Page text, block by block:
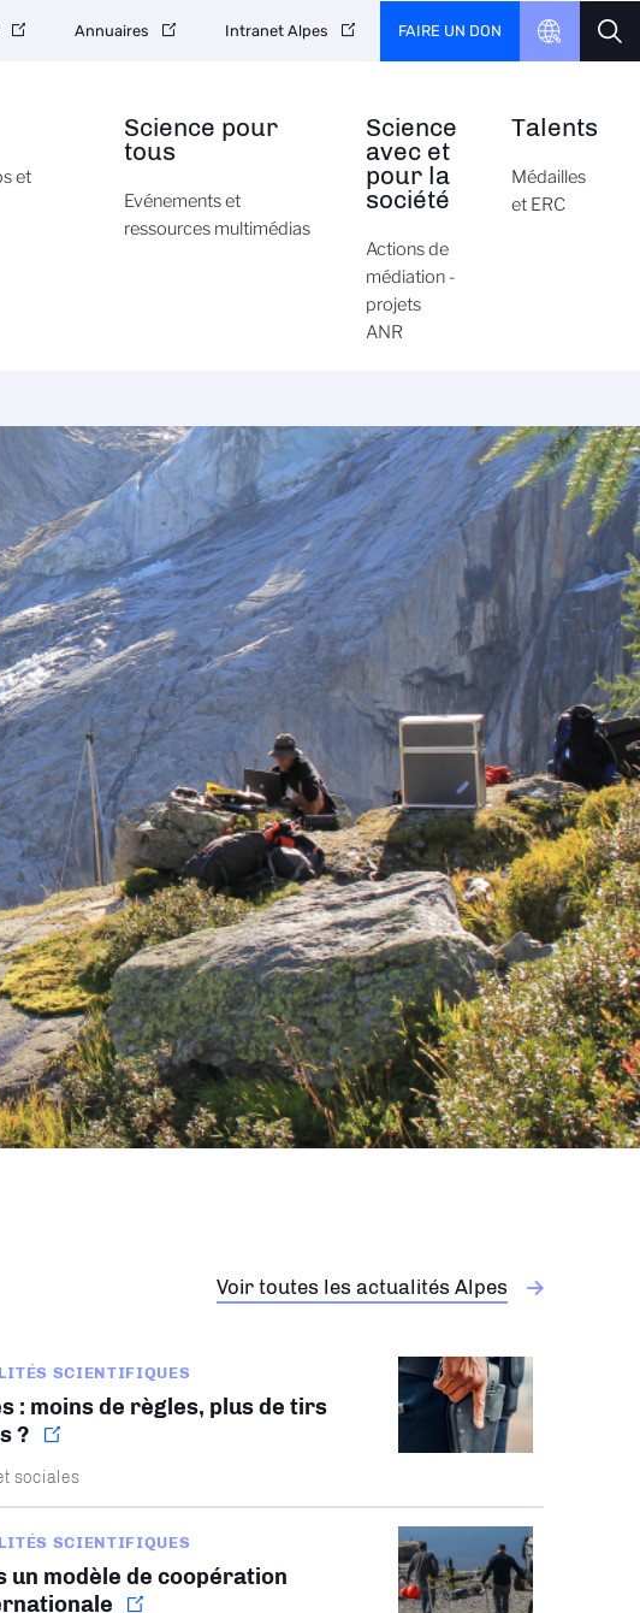
et
Science pour
tous
Evénements et
ressources multimédias
Science
avec et
pour la
société
Actions de
médiation -
projets
ANR
Talents
Médailles
et ERC
Annuaires Intranet Alpes FAIRE UN DON
Voir toutes les actualités Alpes
SCIENTIFIQUES
: moins de règles, plus de tirs
?
sociales
SCIENTIFIQUES
un modèle de coopération